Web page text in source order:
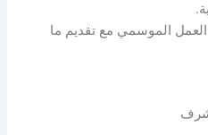
العمل الموسمي مع تقديم ما